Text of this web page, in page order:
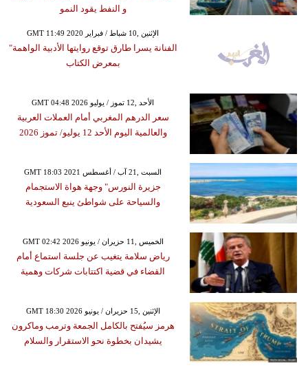
و النفط يقود النمو
GMT 11:49 2020 الإثنين ,10 شباط / فبراير
الفنانة يسرا طارق توقع روايتها الأدبية الواهمة"
بمعرض الكتاب
GMT 04:48 2026 الأحد ,12 تموز / يوليو
سعر الدرهم المغربي أمام العملات العربية
والعالمية اليوم الأحد 12 يوليو/ تموز 2026
GMT 18:03 2021 السبت ,21 آب / أغسطس
جزيرة النورس" وجهة هواة الاستجمام
والسياحة على شواطئ ينبع السعودية
GMT 02:42 2026 الخميس ,11 حزيران / يونيو
رياض سلامة يتغيب عن جلسة استماع أمام
القضاء في قضية اكتتابات شركات وهمية
GMT 18:30 2026 الإثنين ,15 حزيران / يونيو
هرمز سيُفتح بالكامل الجمعة وترمب وماكرون
يشيدان بخطوة نحو الاستقرار والسلام